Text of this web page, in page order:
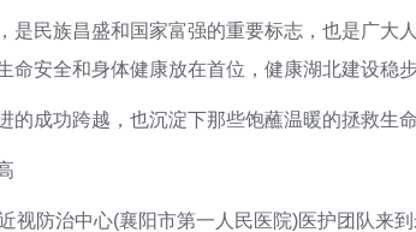
是民族昌盛和国家富强的重要标志，也是广
安全和身体健康放在首位，健康湖北建设稳步
的成功跨越，也沉淀下那些饱蘸温暖的拯救生命
视防治中心(襄阳市第一人民医院)医护团队来